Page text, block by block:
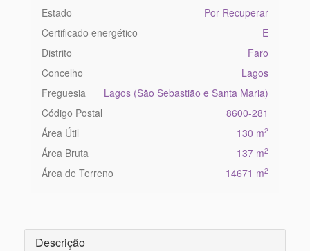
Estado
Por Recuperar
Certificado energético
E
Distrito
Faro
Concelho
Lagos
Freguesia
Lagos (São Sebastião e Santa Maria)
Código Postal
8600-281
Área Útil
130 m2
Área Bruta 137 m2
Área de Terreno 14671 m2
Descrição